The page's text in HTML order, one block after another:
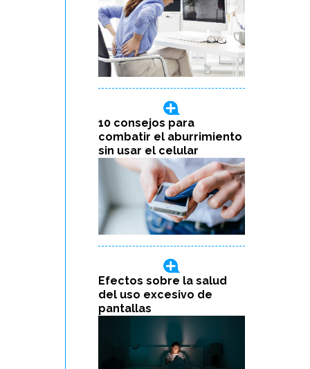
10 consejos para
combatir el aburrimiento
sin usar el celular
Efectos sobre la salud
del uso excesivo de
pantallas